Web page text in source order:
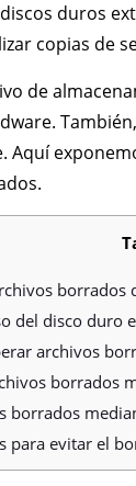
duros
copias de
de
Aquí
borrados
del disco duro
archivos
borrados
borrados
para evitar el